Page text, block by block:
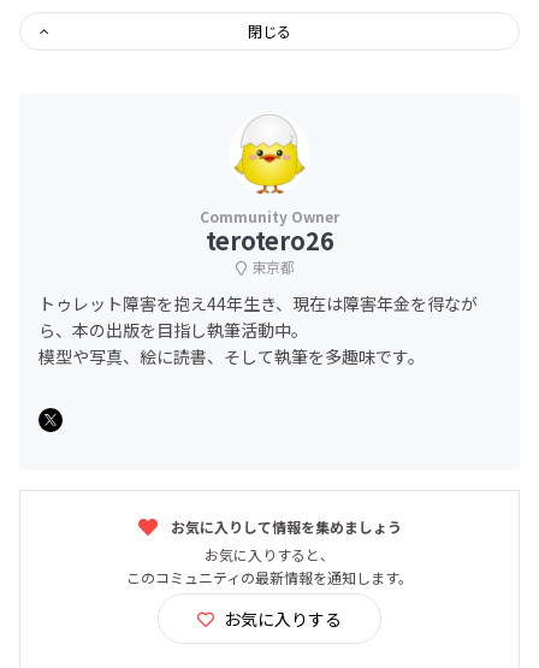
閉じる
terotero26
東京都
トゥレット障害を抱え44年生き、現在は障害年金を得なが
ら、本の出版を目指し執筆活動中。
模型や写真、絵に読書、そして執筆を多趣味です。
お気に入りして情報を集めましょう
お気に入りすると、
このコミュニティの最新情報を通知します。
お気に入りする